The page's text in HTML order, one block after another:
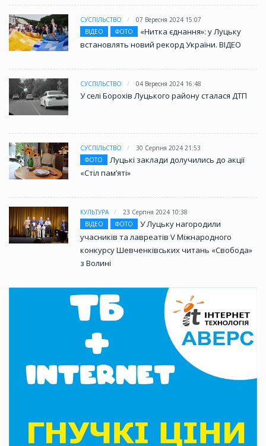
СУСПІЛЬСТВО
07 Вересня 2024 15:07
ВІДЕО
ФОТО
«Нитка єднання»: у Луцьку
встановлять новий рекорд України. ВІДЕО
СУСПІЛЬСТВО 04 Вересня 2024 16:48
У селі Борохів Луцького району сталася ДТП
СУСПІЛЬСТВО
30 Серпня 2024 21:53
ФОТО
Луцькі заклади долучились до акції
«Стіл памʼяті»
КУЛЬТУРА
23 Серпня 2024 10:38
ВІДЕО
ФОТО
У Луцьку нагородили
учасників та лавреатів V Міжнародного
конкурсу Шевченківських читань «Свобода»
з Волині